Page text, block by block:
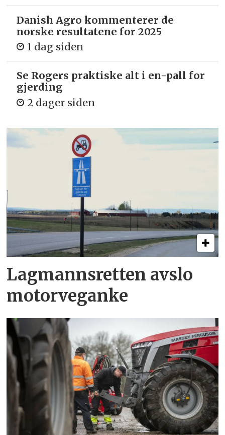
Danish Agro kommenterer de
norske resultatene for 2025
1 dag siden
Se Rogers praktiske alt i en-pall for
gjerding
2 dager siden
Lagmannsretten avslo
motorveganke